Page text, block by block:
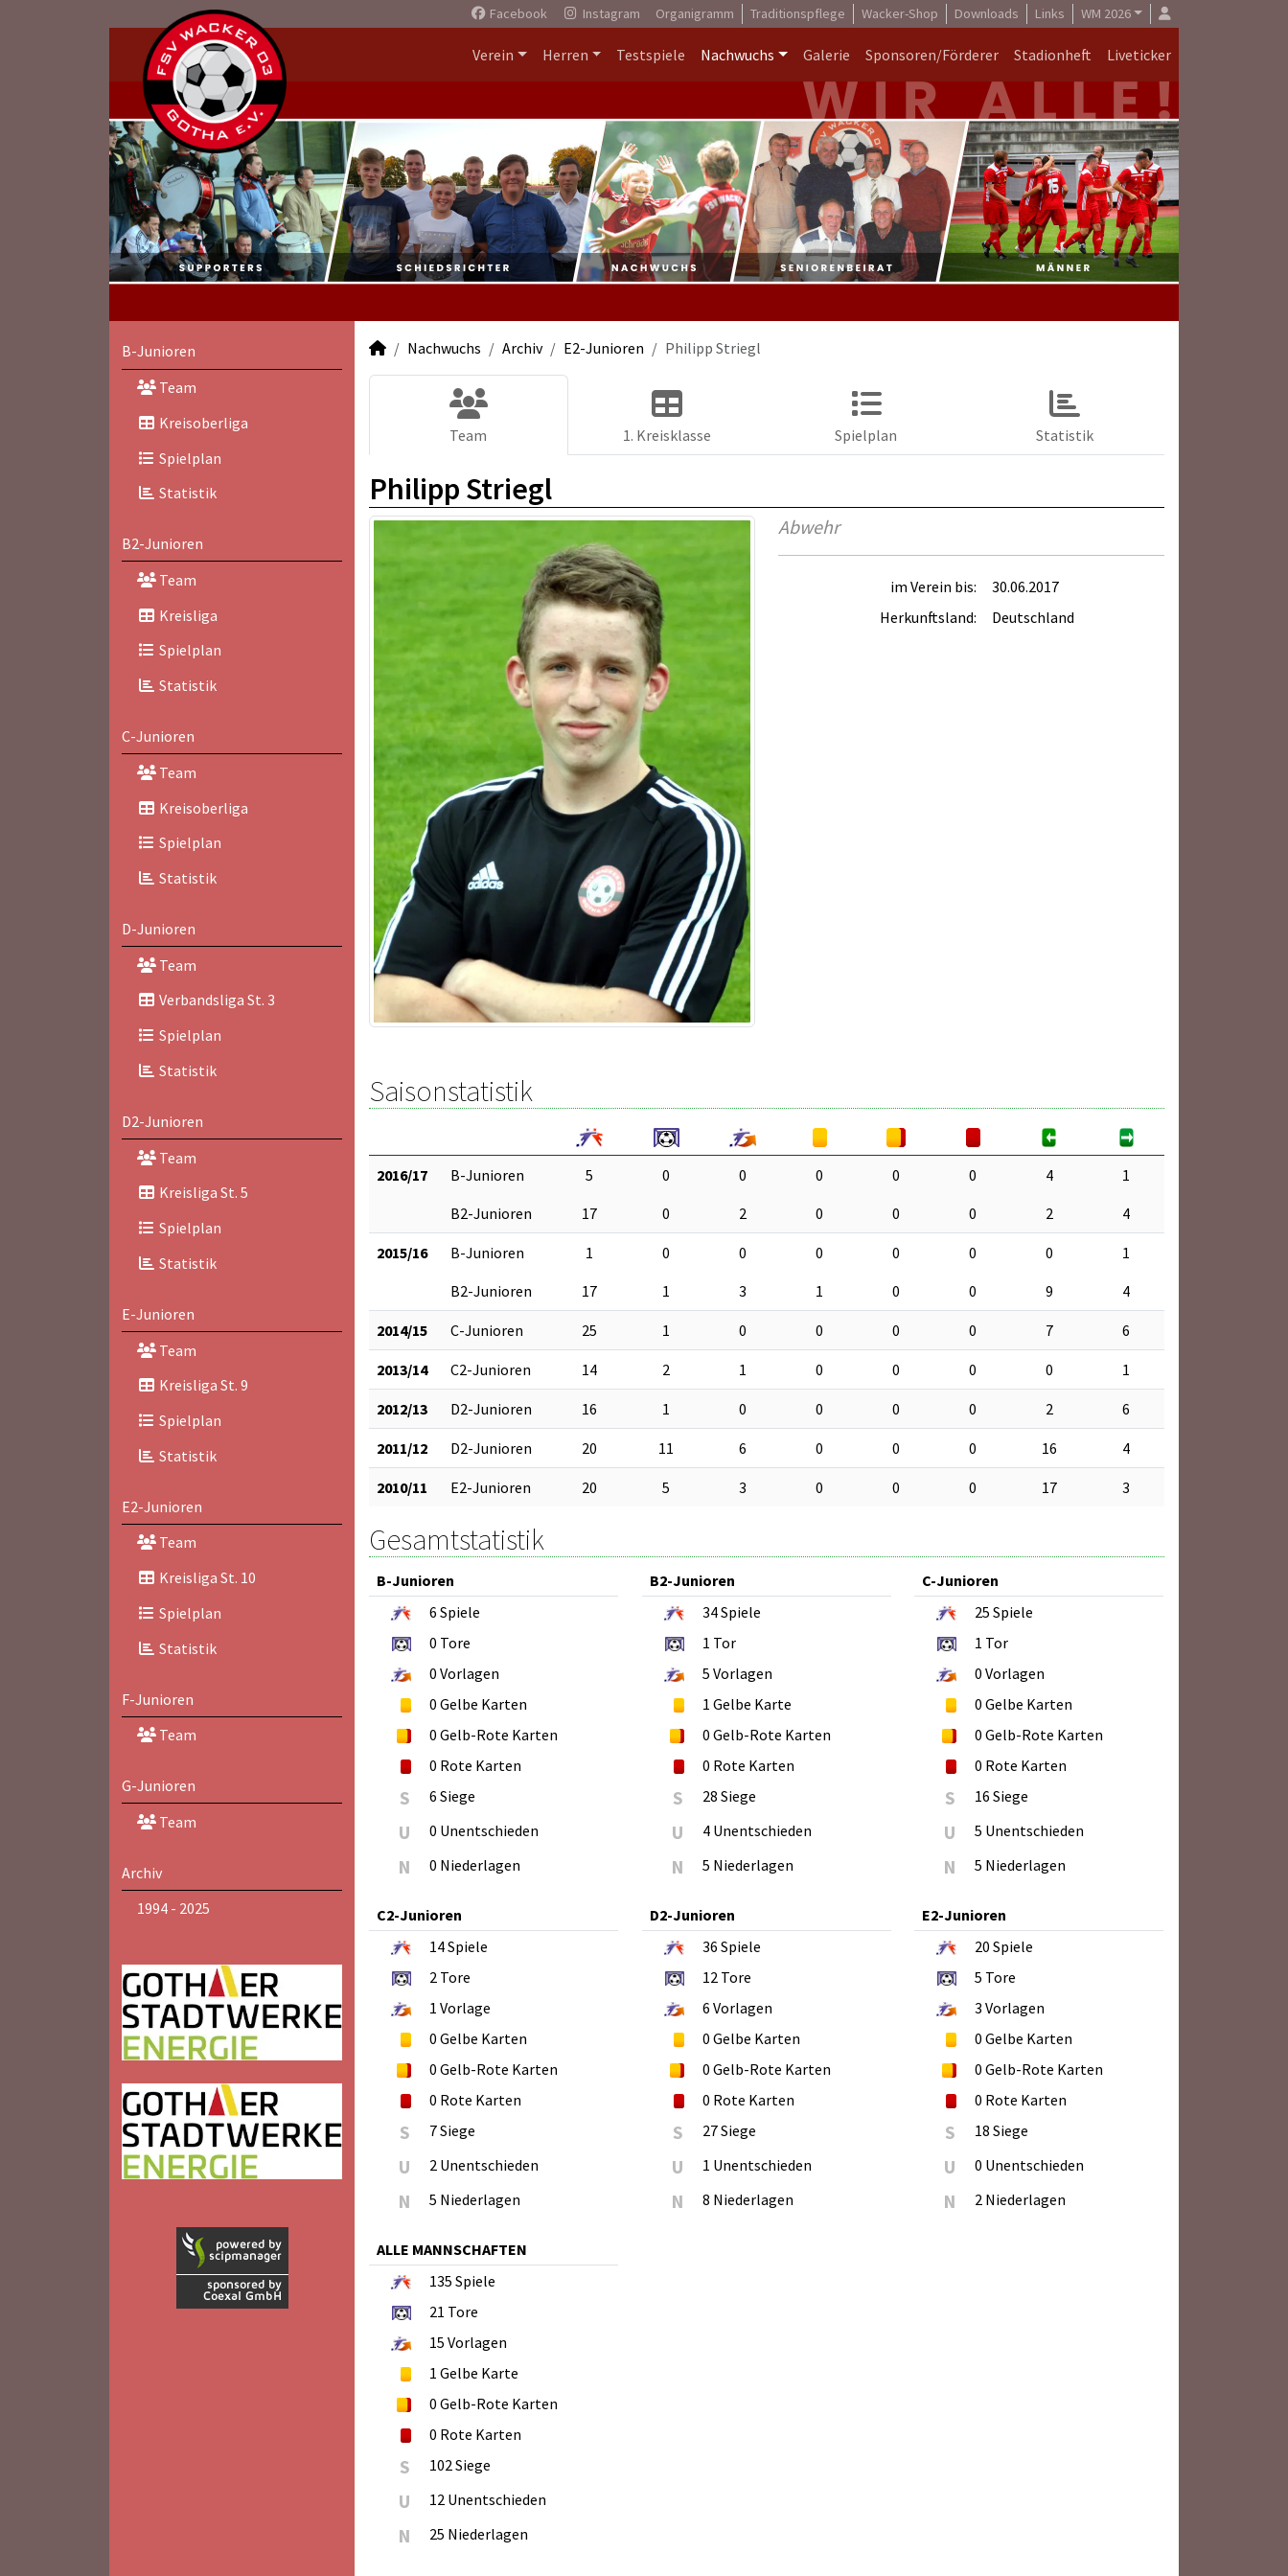
Facebook Instagram Organigramm Traditionspflege Wacker-Shop Downloads Links WM 2026
Verein Herren Testspiele Nachwuchs Galerie Sponsoren/Förderer Stadionheft Liveticker
B-Junioren
Team
Kreisoberliga
Spielplan
Statistik
B2-Junioren
Team
Kreisliga
Spielplan
Statistik
C-Junioren
Team
Kreisoberliga
Spielplan
Statistik
D-Junioren
Team
Verbandsliga St. 3
Spielplan
Statistik
D2-Junioren
Team
Kreisliga St. 5
Spielplan
Statistik
E-Junioren
Team
Kreisliga St. 9
Spielplan
Statistik
E2-Junioren
Team
Kreisliga St. 10
Spielplan
Statistik
F-Junioren
Team
G-Junioren
Team
Archiv
1994 - 2025
Nachwuchs Archiv E2-Junioren Philipp Striegl
Team 1. Kreisklasse Spielplan Statistik
Philipp Striegl
Abwehr
im Verein bis:
30.06.2017
Herkunftsland:
Deutschland
Saisonstatistik
2016/17 B-Junioren 5 0 0 0 0 0 4
1
B2-Junioren
17 0 2 0 0 0 2 4
2015/16 B-Junioren 1 0 0 0 0 0 0
1
B2-Junioren
17 1 3 1 0 0 9 4
2014/15 C-Junioren 25 1 0 0 0 0 7 6
2013/14 C2-Junioren 14 2 1 0 0 0 0 1
2012/13 D2-Junioren 16 1 0 0 0 0 2 6
2011/12 D2-Junioren 20 11 6 0 0 0 16 4
2010/11 E2-Junioren 20 5 3 0 0 0 17 3
Gesamtstatistik
B-Junioren
6 Spiele
0 Tore
0 Vorlagen
0 Gelbe Karten
0 Gelb-Rote Karten
0 Rote Karten
S 6 Siege
U 0 Unentschieden
N 0 Niederlagen
B2-Junioren
34Spiele
1 Tor
5 Vorlagen
1 Gelbe Karte
0 Gelb-Rote Karten
0 Rote Karten
S 28 Siege
U 4 Unentschieden
N 5 Niederlagen
C-Junioren
25 Spiele
1 Tor
0 Vorlagen
0 Gelbe Karten
0 Gelb-Rote Karten
0 Rote Karten
S 16 Siege
U 5 Unentschieden
N 5 Niederlagen
C2-Junioren
14Spiele
2 Tore
1 Vorlage
0 Gelbe Karten
0 Gelb-Rote Karten
0 Rote Karten
S 7 Siege
U 2 Unentschieden
N 5 Niederlagen
D2-Junioren
36 Spiele
12Tore
6 Vorlagen
0 Gelbe Karten
0 Gelb-Rote Karten
0 Rote Karten
S 27 Siege
U 1 Unentschieden
N 8 Niederlagen
E2-Junioren
20 Spiele
5 Tore
3 Vorlagen
0 Gelbe Karten
0 Gelb-Rote Karten
0 Rote Karten
S 18 Siege
U 0 Unentschieden
N 2 Niederlagen
ALLE MANNSCHAFTEN
135 Spiele
21 Tore
15 Vorlagen
1 Gelbe Karte
0 Gelb-Rote Karten
0 Rote Karten
S 102 Siege
U 12 Unentschieden
N 25 Niederlagen